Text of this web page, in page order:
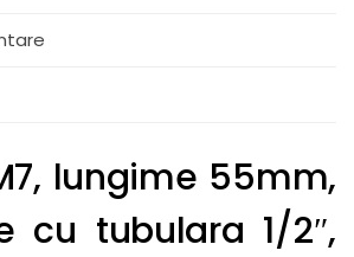
lungime 55mm,
cu tubulara 1/2″,